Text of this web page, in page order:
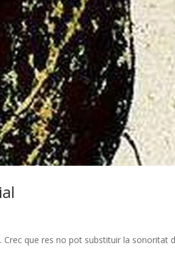
que res no pot substituir la sonoritat